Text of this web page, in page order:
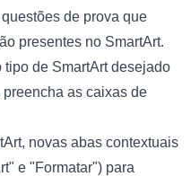
de prova que
presentes no SmartArt.
tipo de SmartArt desejado
preencha as caixas de
novas abas contextuais
e "Formatar") para